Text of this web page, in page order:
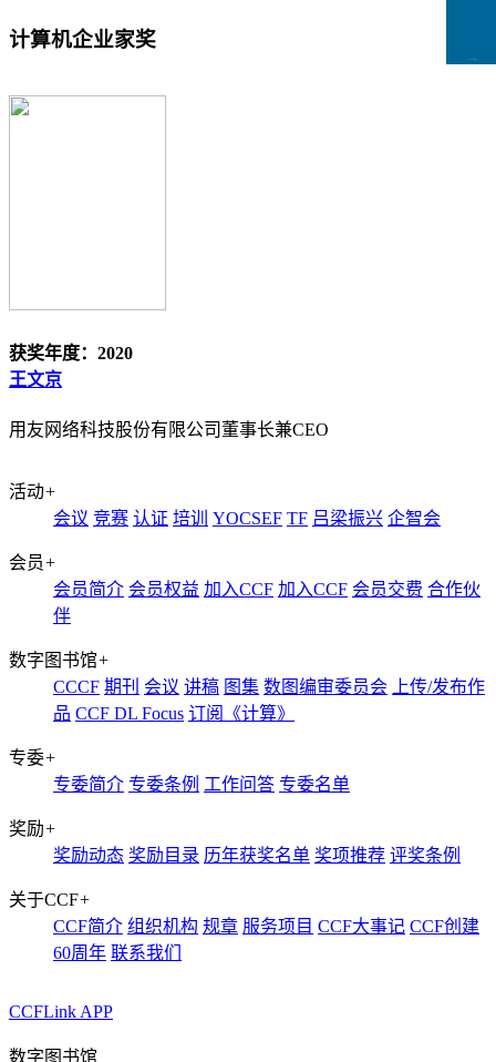
计算机企业家奖
获奖年度：2020
王文京
用友网络科技股份有限公司董事长兼CEO
活动+
会议 竞赛 认证 培训 YOCSEF TF 吕梁振兴 企智会
会员+
会员简介 会员权益 加入CCF 加入CCF 会员交费 合作伙
伴
数字图书馆+
CCCF 期刊 会议 讲稿 图集 数图编审委员会 上传/发布作
品 CCF DL Focus 订阅《计算》
专委+
专委简介 专委条例 工作问答 专委名单
奖励+
奖励动态 奖励目录 历年获奖名单 奖项推荐 评奖条例
关于CCF+
CCF简介 组织机构 规章 服务项目 CCF大事记 CCF创建
60周年 联系我们
CCFLink APP
数字图书馆